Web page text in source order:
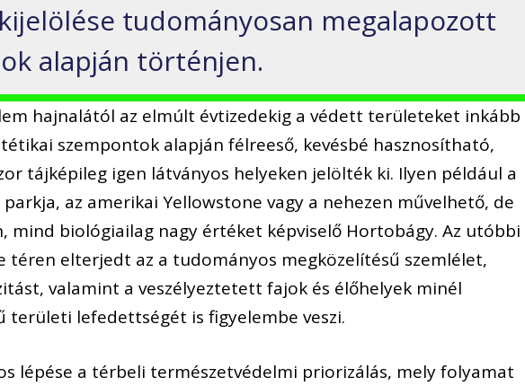
tudományosan megalapozott
alapján történjen.
hajnalától az elmúlt évtizedekig a védett területeket inkább
szempontok alapján félreeső, kevésbé hasznosítható,
tájképileg igen látványos helyeken jelölték ki. Ilyen például a
az amerikai Yellowstone vagy a nehezen művelhető, de
mind biológiailag nagy értéket képviselő Hortobágy. Az utóbbi
téren elterjedt az a tudományos megközelítésű szemlélet,
valamint a veszélyeztetett fajok és élőhelyek minél
területi lefedettségét is figyelembe veszi.
lépése a térbeli természetvédelmi priorizálás, mely folyamat